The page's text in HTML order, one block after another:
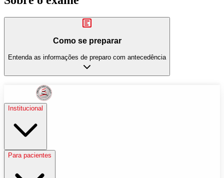
Como se preparar
Entenda as informações de preparo com antecedência
Institucional
Para pacientes